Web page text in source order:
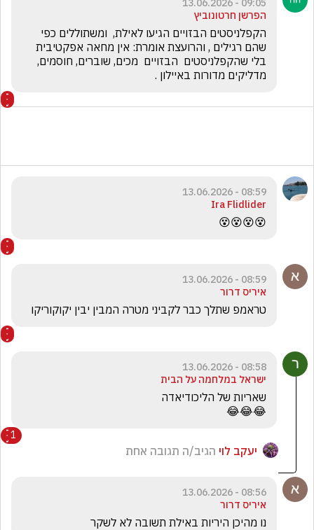
09:05 - 13.06.2026
הפרשן חרטונוביץ
מדליקים מדורות באיילון .
08:59 - 13.06.2026
Ira Flidlider
😵😵😵😵
08:59 - 13.06.2026
איריס דרור
טראמפ שתלך כבר לקביני מטרה המבין יבין יקוקוריקו
08:58 - 13.06.2026
ישראל במלחמה על הבית
😂😂😂
1
יעקב לוי הגיב/ה תגובה אחת
08:56 - 13.06.2026
איריס דרור
נו מהיכן היריות באילת תשובה לא לשקר